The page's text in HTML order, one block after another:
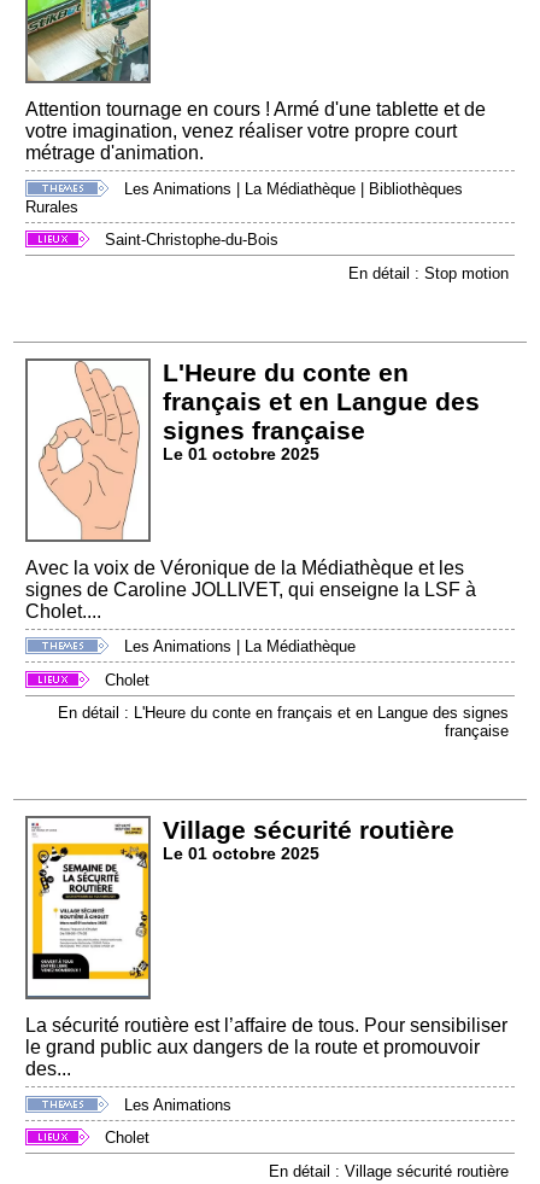
Attention tournage en cours ! Armé d'une tablette et de
votre imagination, venez réaliser votre propre court
métrage d'animation.
Les Animations | La Médiathèque | Bibliothèques
Rurales
Saint-Christophe-du-Bois
En détail : Stop motion
L'Heure du conte en
français et en Langue des
signes française
Le 01 octobre 2025
Avec la voix de Véronique de la Médiathèque et les
signes de Caroline JOLLIVET, qui enseigne la LSF à
Cholet....
Les Animations
La Médiathèque
Cholet
En détail : L'Heure du conte en français et en Langue des signes
française
Village sécurité routière
Le 01 octobre 2025
La sécurité routière est l’affaire de tous. Pour sensibiliser
le grand public aux dangers de la route et promouvoir
des...
Les Animations
Cholet
En détail : Village sécurité routière